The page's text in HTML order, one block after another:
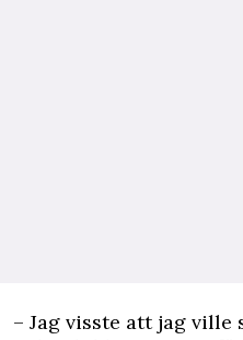
– Jag visste att jag